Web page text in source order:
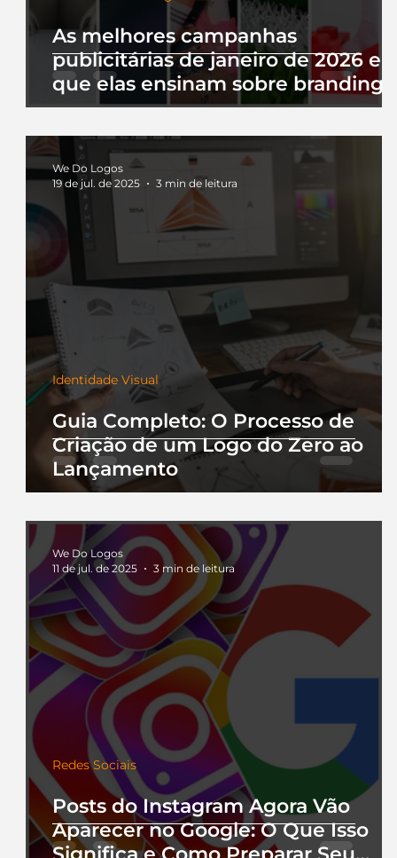
As melhores campanhas
publicitárias de janeiro de 2026 e
que elas ensinam sobre branding
Guia Completo: O Processo de
Criação de um Logo do Zero ao
Lançamento
Identidade Visual
We Do Logos
19 de jul. de 2025
3 min de leitura
Posts do Instagram Agora Vão
Aparecer no Google: O Que Isso
Redes Sociais
We Do Logos
11 de jul. de 2025
3 min de leitura